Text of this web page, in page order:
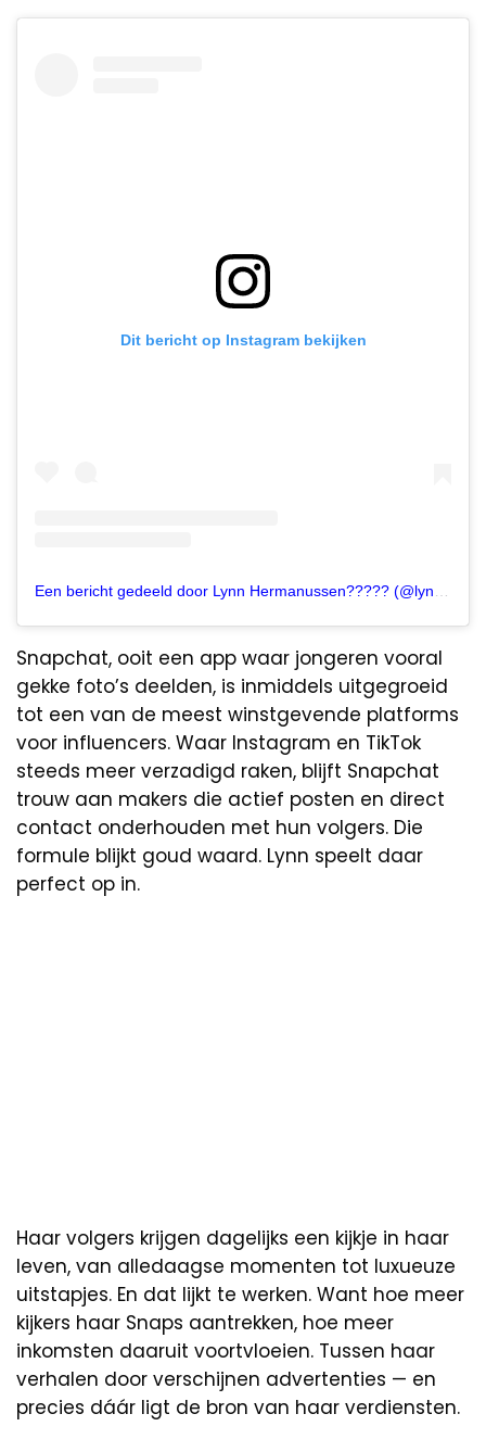
Dit bericht op Instagram bekijken
Snapchat, ooit een app waar jongeren vooral
gekke foto’s deelden, is inmiddels uitgegroeid
tot een van de meest winstgevende platforms
voor influencers. Waar Instagram en TikTok
steeds meer verzadigd raken, blijft Snapchat
trouw aan makers die actief posten en direct
contact onderhouden met hun volgers. Die
formule blijkt goud waard. Lynn speelt daar
perfect op in.
Haar volgers krijgen dagelijks een kijkje in haar
leven, van alledaagse momenten tot luxueuze
uitstapjes. En dat lijkt te werken. Want hoe meer
kijkers haar Snaps aantrekken, hoe meer
inkomsten daaruit voortvloeien. Tussen haar
verhalen door verschijnen advertenties — en
precies dáár ligt de bron van haar verdiensten.